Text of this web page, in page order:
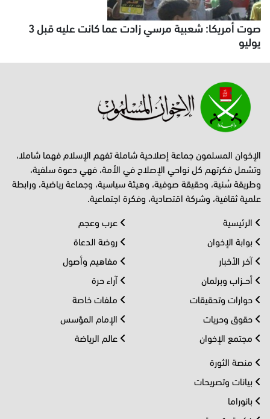
صوت أمريكا: شعبية مرسي زادت عما كانت عليه قبل 3
يوليو
الإخوان المسلمون جماعة إصلاحية شاملة تفهم الإسلام فهما شاملا،
وتشمل فكرتهم كل نواحي الإصلاح في الأمة، فهي دعوة سلفية،
وطريقة سُنية، وحقيقة صوفية، وهيئة سياسية، وجماعة رياضية، ورابطة
علمية ثقافية، وشركة اقتصادية، وفكرة اجتماعية.
الرئيسية
بوابة الإخوان
آخر الأخبار
أحــزاب وبرلمان
حوارات وتحقيقات
حقوق وحريات
مجتمع الإخوان
عرب وعجم
روضة الدعاة
مفاهيم وأصول
آراء حرة
ملفات خاصة
الإمام المؤسس
عالم الرياضة
منصة الثورة
بيانات وتصريحات
بانوراما